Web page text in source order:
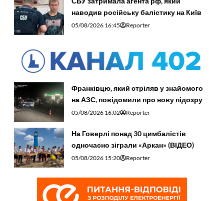
наводив російську балістику на Київ
05/08/2026 16:45 Reporter
Франківцю, який стріляв у знайомого
на АЗС, повідомили про нову підозру
05/08/2026 16:02 Reporter
На Говерлі понад 30 цимбалістів
одночасно зіграли «Аркан» (ВІДЕО)
05/08/2026 15:20 Reporter